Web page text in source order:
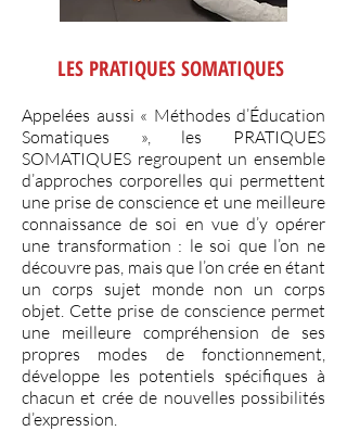
LES PRATIQUES SOMATIQUES
Appelées aussi « Méthodes d’Éducation
Somatiques », les PRATIQUES
SOMATIQUES regroupent un ensemble
d’approches corporelles qui permettent
une prise de conscience et une meilleure
connaissance de soi en vue d’y opérer
une transformation : le soi que l’on ne
découvre pas, mais que l’on crée en étant
un corps sujet monde non un corps
objet. Cette prise de conscience permet
une meilleure compréhension de ses
propres modes de fonctionnement,
développe les potentiels spécifiques à
chacun et crée de nouvelles possibilités
d’expression.